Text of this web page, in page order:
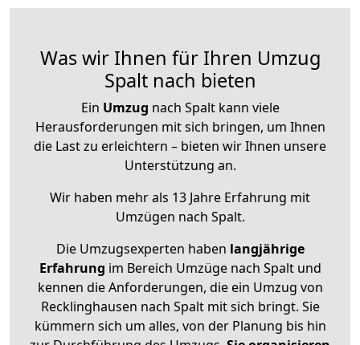
Was wir Ihnen für Ihren Umzug
Spalt nach bieten
Ein Umzug nach Spalt kann viele
Herausforderungen mit sich bringen, um Ihnen
die Last zu erleichtern – bieten wir Ihnen unsere
Unterstützung an.
Wir haben mehr als 13 Jahre Erfahrung mit
Umzügen nach Spalt.
Die Umzugsexperten haben langjährige
Erfahrung im Bereich Umzüge nach Spalt und
kennen die Anforderungen, die ein Umzug von
Recklinghausen nach Spalt mit sich bringt. Sie
kümmern sich um alles, von der Planung bis hin